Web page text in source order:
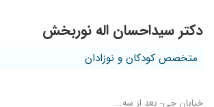
دکتر سیداحسان اله نوربخش
متخصص کودکان و نوزادان
خیابان جی- بعد از سه...